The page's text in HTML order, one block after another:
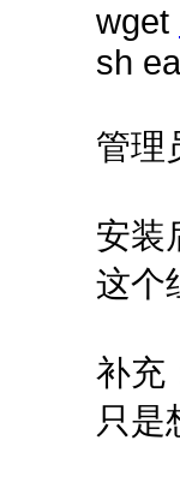
wget
sh
管理
安装
这个
补充
只是